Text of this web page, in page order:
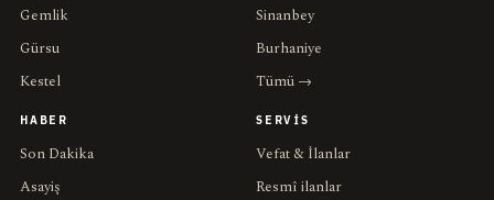
Gemlik
Gürsu
Kestel
Sinanbey
Burhaniye
Tümü →
HABER
Son Dakika
Asayiş
SERVIS
Vefat & İlanlar
Resmî ilanlar